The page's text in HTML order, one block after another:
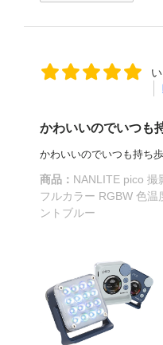
かわいいのでいつも
かわいいのでいつも持ち
商品： NANLITE pico 撮
フルカラー RGBW 色温
ントブルー